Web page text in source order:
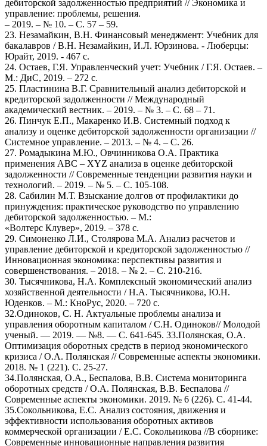
дебиторской задолженностью предприятий // Экономика и
управление: проблемы, решения.
– 2019. – № 10. – С. 57 – 59.
23. Незамайкин, В.Н. Финансовый менеджмент: Учебник для
бакалавров / В.Н. Незамайкин, И.Л. Юрзинова. - Люберцы:
Юрайт, 2019. - 467 c.
24. Остаев, Г.Я. Управленческий учет: Учебник / Г.Я. Остаев. –
М.: ДиС, 2019. – 272 c.
25. Пластинина В.Г. Сравнительный анализ дебиторской и
кредиторской задолженности // Международный
академический вестник. – 2019. – № 3. – С. 68 – 71.
26. Пинчук Е.П., Макаренко И.В. Системный подход к
анализу и оценке дебиторской задолженности организации //
Системное управление. – 2013. – № 4. – С. 26.
27. Ромадыкина М.Ю., Овчинникова О.А. Практика
применения ABC – XYZ анализа в оценке дебиторской
задолженности // Современные тенденции развития науки и
технологий. – 2019. – № 5. – С. 105-108.
28. Сабилин М.Т. Взыскание долгов от профилактики до
принуждения: практическое руководство по управлению
дебиторской задолженностью. – М.:
«Волтерс Клувер», 2019. – 378 с.
29. Симоненко Л.И., Столярова М.А. Анализ расчетов и
управление дебиторской и кредиторской задолженностью //
Инновационная экономика: перспективы развития и
совершенствования. – 2018. – № 2. – С. 210-216.
30. Тысячникова, Н.А. Комплексный экономический анализ
хозяйственной деятельности / Н.А. Тысячникова, Ю.Н.
Юденков. – М.: КноРус, 2020. – 720 c.
32.Одиноков, С. Н. Актуальные проблемы анализа и
управления оборотным капиталом / С.Н. Одиноков// Молодой
ученый. — 2019. — №8. — С. 641-645. 33.Полянская, О.А.
Оптимизация оборотных средств в период экономического
кризиса / О.А. Полянская // Современные аспекты экономики.
2018. № 1 (221). С. 25-27.
34.Полянская, О.А., Беспалова, В.В. Система мониторинга
оборотных средств / О.А. Полянская, В.В. Беспалова //
Современные аспекты экономики. 2019. № 6 (226). С. 41-44.
35.Сокольникова, Е.С. Анализ состояния, движения и
эффективности использования оборотных активов
коммерческой организации / Е.С. Сокольникова //В сборнике:
Современные инновационные направления развития